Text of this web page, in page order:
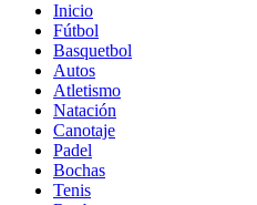
Inicio
Fútbol
Basquetbol
Autos
Atletismo
Natación
Canotaje
Padel
Bochas
Tenis